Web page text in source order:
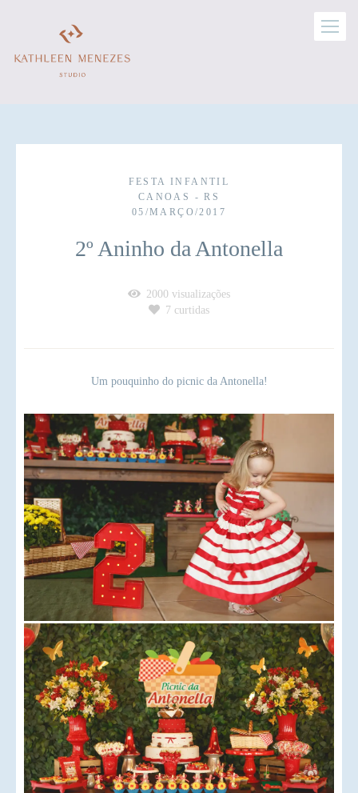
FESTA INFANTIL
CANOAS - RS
05/MARÇO/2017
2º Aninho da Antonella
2000 visualizações
7 curtidas
Um pouquinho do picnic da Antonella!